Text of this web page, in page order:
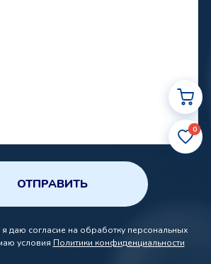
0
ОТПРАВИТЬ
даю согласие на обработку персональных
условия Политики конфиденциальности